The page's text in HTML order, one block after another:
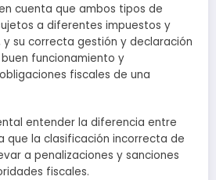
cuenta que ambos tipos de
a diferentes impuestos y
y su correcta gestión y declaración
funcionamiento y
fiscales de una
entender la diferencia entre
que la clasificación incorrecta de
a penalizaciones y sanciones
fiscales.